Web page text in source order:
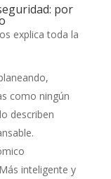
por
explica toda la
como ningún
describen
inteligente y